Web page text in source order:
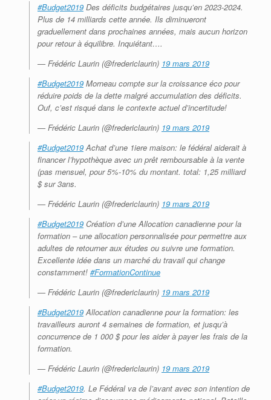
#Budget2019 Des déficits budgétaires jusqu’en 2023-2024.
Plus de 14 milliards cette année. Ils diminueront
graduellement dans prochaines années, mais aucun horizon
pour retour à équilibre. Inquiétant….
— Frédéric Laurin (@fredericlaurin) 19 mars 2019
#Budget2019 Morneau compte sur la croissance éco pour
réduire poids de la dette malgré accumulation des déficits.
Ouf, c’est risqué dans le contexte actuel d’incertitude!
— Frédéric Laurin (@fredericlaurin) 19 mars 2019
#Budget2019 Achat d’une 1iere maison: le fédéral aiderait à
financer l’hypothèque avec un prêt remboursable à la vente
(pas mensuel, pour 5%-10% du montant. total: 1,25 milliard
$ sur 3ans.
— Frédéric Laurin (@fredericlaurin) 19 mars 2019
#Budget2019 Création d’une Allocation canadienne pour la
formation – une allocation personnalisée pour permettre aux
adultes de retourner aux études ou suivre une formation.
Excellente idée dans un marché du travail qui change
constamment! #FormationContinue
— Frédéric Laurin (@fredericlaurin) 19 mars 2019
#Budget2019 Allocation canadienne pour la formation: les
travailleurs auront 4 semaines de formation, et jusqu’à
concurrence de 1 000 $ pour les aider à payer les frais de la
formation.
— Frédéric Laurin (@fredericlaurin) 19 mars 2019
#Budget2019. Le Fédéral va de l’avant avec son intention de